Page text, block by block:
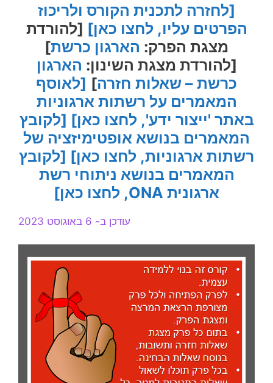
[לחזרה לתכנית הקורס ולריכוז
הפרטים עליו, לחצו כאן] [להורדת
מצגת הפרק: הארגון כרשת]
[להורדת מצגת השינון: הארגון
כרשת – שאלות חזרה] [לאוסף
המאמרים על רשתות ארגוניות
באתר 'ייצור ידע', לחצו כאן] [לקובץ
המאמרים בנושא אופטימיזציה של
רשתות ארגוניות, לחצו כאן] [לקובץ
המאמרים בנושא ניתוחי רשת
ארגונית ONA, לחצו כאן]
עודכן ב- 6 באוגוסט 2023